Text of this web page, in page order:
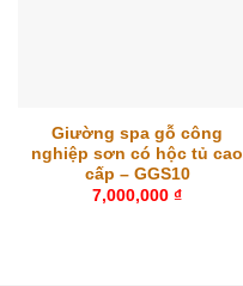
Giường spa gỗ công
nghiệp sơn có hộc tủ cao
cấp – GGS10
7,000,000 ₫